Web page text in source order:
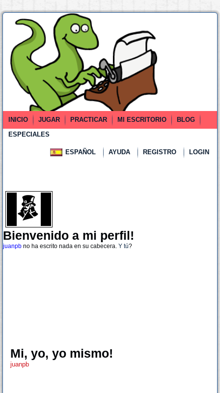
INICIO JUGAR PRACTICAR MI ESCRITORIO
BLOG
ESPECIALES
ESPAÑOL AYUDA REGISTRO LOGIN
Bienvenido a mi perfil!
juanpb no ha escrito nada en su cabecera. Y tú?
Mi, yo, yo mismo!
juanpb